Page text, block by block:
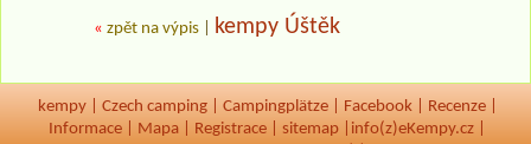
« zpět na výpis kempy Úštěk
kempy Czech camping Campingplätze Facebook Recenze
Informace
Mapa Registrace sitemap
info(z)eKempy.cz |